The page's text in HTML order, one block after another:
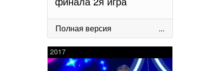
Полная версия ...
2017